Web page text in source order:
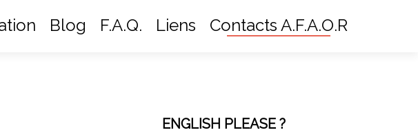
Blog F.A.Q. Liens Contacts A.F.A.O.R
ENGLISH PLEASE ?